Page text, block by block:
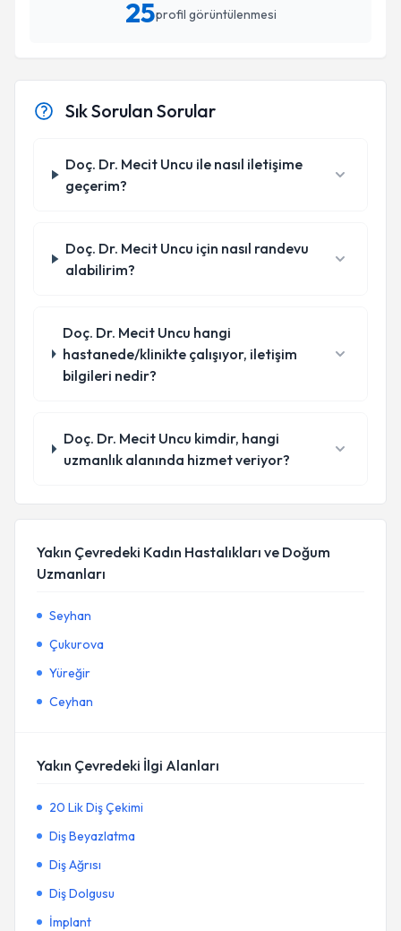
25profil görüntülenmesi
Sık Sorulan Sorular
Doç. Dr. Mecit Uncu ile nasıl iletişime
geçerim?
Doç. Dr. Mecit Uncu için nasıl randevu
alabilirim?
Doç. Dr. Mecit Uncu hangi
hastanede/klinikte çalışıyor, iletişim
bilgileri nedir?
Doç. Dr. Mecit Uncu kimdir, hangi
uzmanlık alanında hizmet veriyor?
Yakın Çevredeki Kadın Hastalıkları ve Doğum
Uzmanları
Seyhan
Çukurova
Yüreğir
Ceyhan
Yakın Çevredeki İlgi Alanları
20 Lik Diş Çekimi
Diş Beyazlatma
Diş Ağrısı
Diş Dolgusu
İmplant